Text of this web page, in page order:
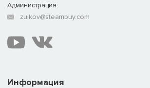
Информация
Администрация:
zuikov@steambuy.com